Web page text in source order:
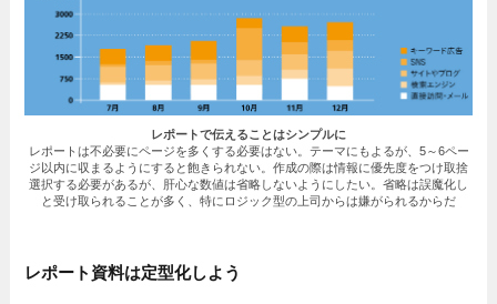
レポートで伝えることはシンプルに
レポートは不必要にページを多くする必要はない。テーマにもよるが、5～6ペー
ジ以内に収まるようにすると飽きられない。作成の際は情報に優先度をつけ取捨
選択する必要があるが、肝心な数値は省略しないようにしたい。省略は誤魔化し
と受け取られることが多く、特にロジック型の上司からは嫌がられるからだ
レポート資料は定型化しよう